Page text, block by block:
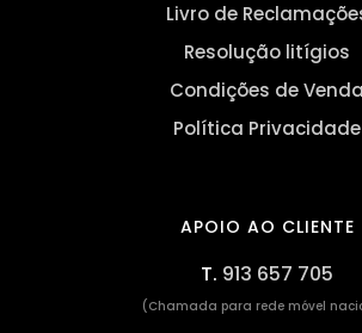
Livro de
Resolução litígios
Condições de Venda
Política Privacidade
APOIO AO CLIENTE
T. 913 657 705
(Chamada para rede móvel